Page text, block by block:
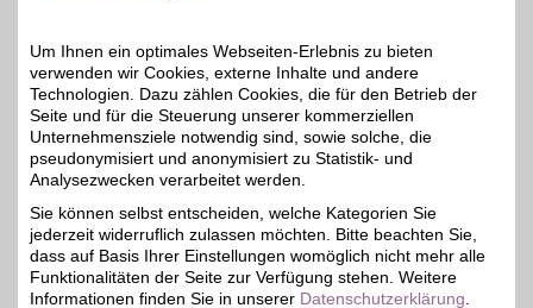
Op'n Camp 1,
24568Kaltenkirchen
Auf Karte anzeigen
Zum Partnerprofil
4%
hagebau.de
Aus über 40.000
Produkten im Online
Baumarkt
Um Ihnen ein optimales Webseiten-Erlebnis zu bieten
verwenden wir Cookies, externe Inhalte und andere
Technologien. Dazu zählen Cookies, die für den Betrieb der
Seite und für die Steuerung unserer kommerziellen
Unternehmensziele notwendig sind, sowie solche, die
pseudonymisiert und anonymisiert zu Statistik- und
Analysezwecken verarbeitet werden.
Sie können selbst entscheiden, welche Kategorien Sie
jederzeit widerruflich zulassen möchten. Bitte beachten Sie,
dass auf Basis Ihrer Einstellungen womöglich nicht mehr alle
Funktionalitäten der Seite zur Verfügung stehen. Weitere
Informationen finden Sie in unserer Datenschutzerklärung